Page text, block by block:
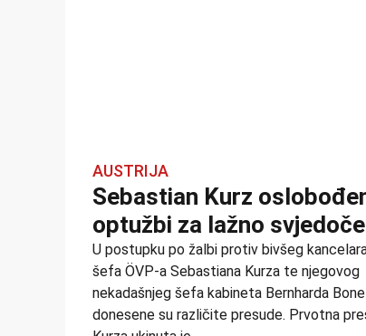
AUSTRIJA
Sebastian Kurz
optužbi za lažno
U postupku po žalbi protiv bivšeg
šefa ÖVP-a Sebastiana Kurza te njegovog
nekadašnjeg šefa kabineta Bernharda
donesene su različite presude. Prvotna